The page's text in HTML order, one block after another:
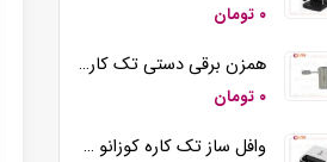
۰ تومان
همزن برقی دستی تک کاره کوزانو مدل HM212
۰ تومان
وافل ساز تک کاره کوزانو مدل KZ20